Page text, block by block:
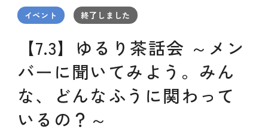
企業研修
ODCビジネスマッチング
イベント
デザインコラム
よくある質問
メンバーシップ
イベント 終了しました
【7.3】ゆるり茶話会 ～メン
バーに聞いてみよう。みん
な、どんなふうに関わって
いるの？～